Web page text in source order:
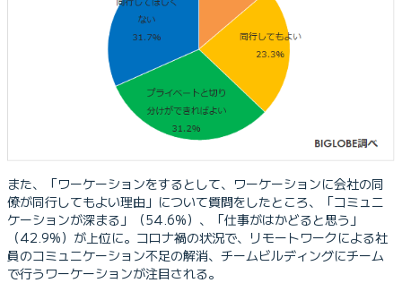
また、「ワーケーションをするとして、ワーケーションに会社の同
僚が同行してもよい理由」について質問をしたところ、「コミュニ
ケーションが深まる」（54.6%）、「仕事がはかどると思う」
（42.9%）が上位に。コロナ禍の状況で、リモートワークによる社
員のコミュニケーション不足の解消、チームビルディングにチーム
で行うワーケーションが注目される。